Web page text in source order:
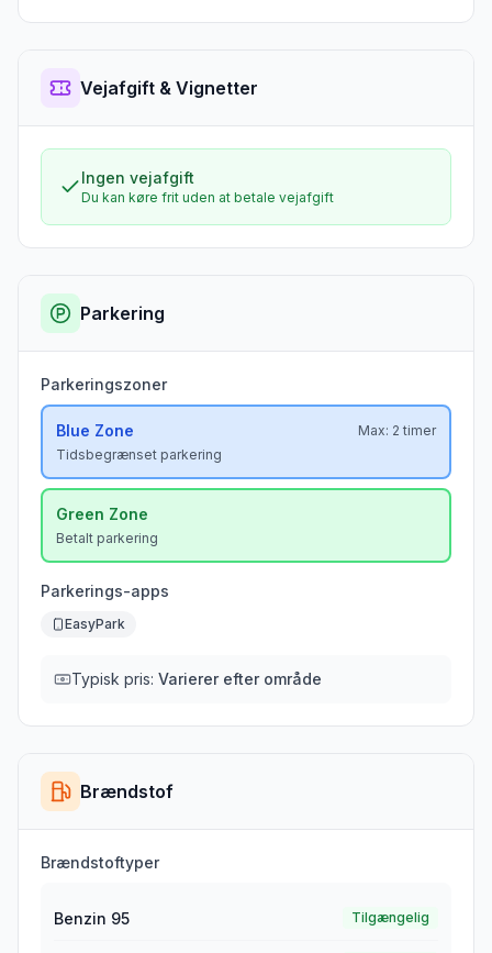
Vejafgift & Vignetter
Ingen vejafgift
Du kan køre frit uden at betale vejafgift
Parkering
Parkeringszoner
Blue Zone Max: 2 timer
Tidsbegrænset parkering
Green Zone
Betalt parkering
Parkerings-apps
EasyPark
Typisk pris: Varierer efter område
Brændstof
Brændstoftyper
Benzin 95 Tilgængelig